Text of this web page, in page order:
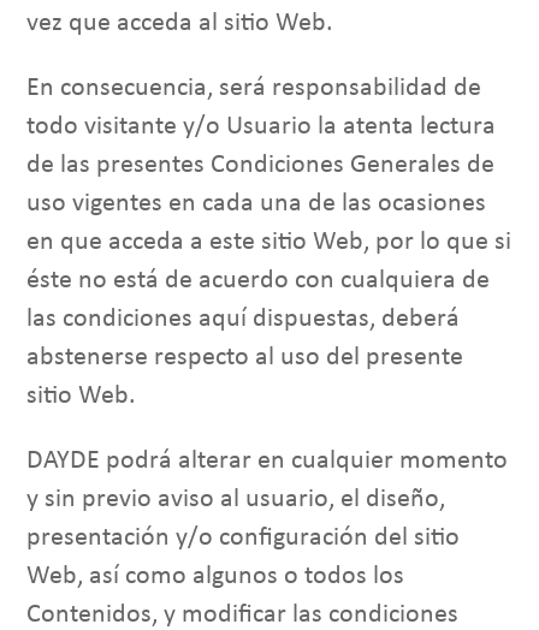
vez que acceda al sitio Web.
En consecuencia, será responsabilidad de
todo visitante y/o Usuario la atenta lectura
de las presentes Condiciones Generales de
uso vigentes en cada una de las ocasiones
en que acceda a este sitio Web, por lo que si
éste no está de acuerdo con cualquiera de
las condiciones aquí dispuestas, deberá
abstenerse respecto al uso del presente
sitio Web.
DAYDE podrá alterar en cualquier momento
y sin previo aviso al usuario, el diseño,
presentación y/o configuración del sitio
Web, así como algunos o todos los
Contenidos, y modificar las condiciones